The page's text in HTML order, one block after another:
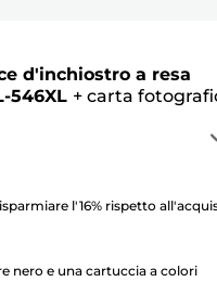
d'inchiostro a resa
546XL + carta
l'16% rispetto
nero e una cartuccia a colori